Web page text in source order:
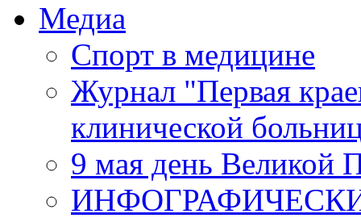
Медиа
Спорт в медицине
Журнал "Первая
клинической
9 мая день Великой